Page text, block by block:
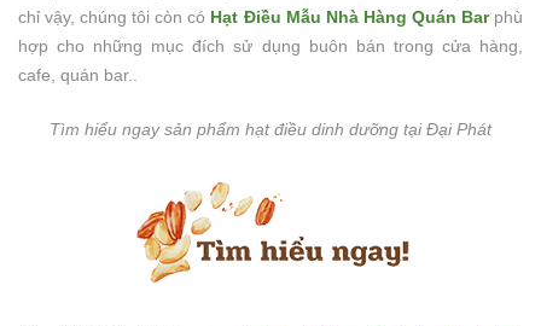
chỉ vậy, chúng tôi còn có Hạt Điều Mẫu Nhà Hàng Quán Barphù
hợp cho những mục đích sử dụng buôn bán trong cửa hàng,
cafe, quán bar..
Tìm hiểu ngay sản phẩm hạt điều dinh dưỡng tại Đại Phát